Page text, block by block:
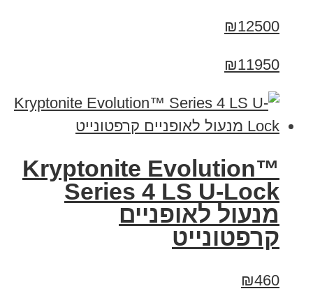
₪12500
₪11950
Kryptonite Evolution™
Series 4 LS U-Lock
מנעול לאופניים
קרפטונייט
₪460